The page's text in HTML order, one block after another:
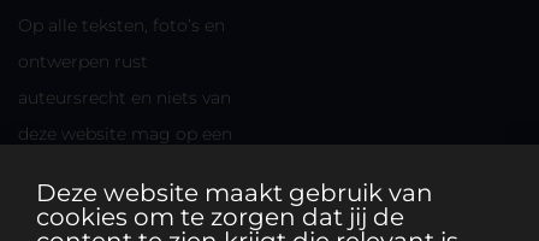
Op alle teksten, foto’s en
ontwerpen rust
auteursrecht en niets van
deze website mag op een
gebruikt zonder
Deze website maakt gebruik van
cookies om te zorgen dat jij de